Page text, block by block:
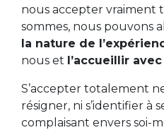
nous accepter vraiment
sommes, nous pouvons
la nature de
nous et l’accueillir
S’accepter totalement
résigner, ni s’identifier à
complaisant envers soi-